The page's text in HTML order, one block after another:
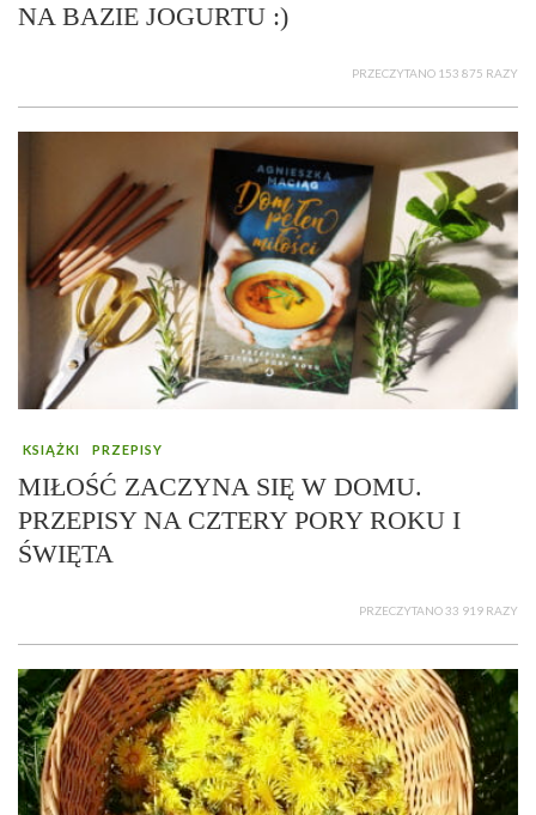
NA BAZIE JOGURTU :)
PRZECZYTANO 153 875 RAZY
KSIĄŻKI PRZEPISY
MIŁOŚĆ ZACZYNA SIĘ W DOMU.
PRZEPISY NA CZTERY PORY ROKU I
ŚWIĘTA
PRZECZYTANO 33 919 RAZY